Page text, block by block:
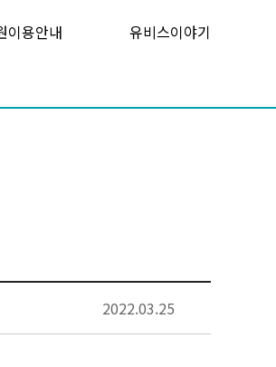
이용안내 유비스이야기
2022.03.25